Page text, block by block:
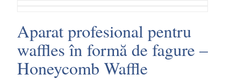
Aparat profesional pentru
waffles în formă de fagure –
Honeycomb Waffle